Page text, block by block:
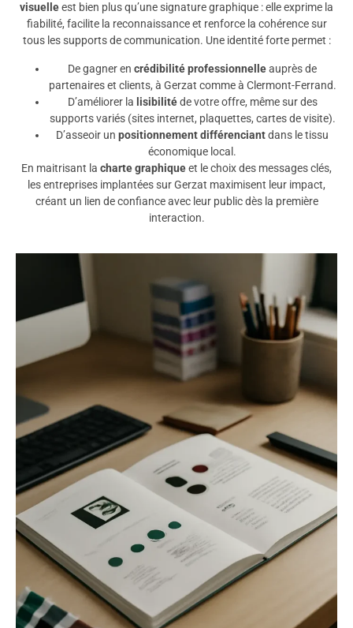
visuelleest bien plus qu’une signature graphique : elle exprime la
fiabilité, facilite la reconnaissance et renforce la cohérence sur
tous les supports de communication. Une identité forte permet :
De gagner en crédibilité professionnelleauprès de
partenaires et clients, à Gerzat comme à Clermont-Ferrand.
D’améliorer la lisibilitéde votre offre, même sur des
supports variés (sites internet, plaquettes, cartes de visite).
D’asseoir un positionnement différenciantdans le tissu
économique local.
En maitrisant la charte graphiqueet le choix des messages clés,
les entreprises implantées sur Gerzat maximisent leur impact,
créant un lien de confiance avec leur public dès la première
interaction.